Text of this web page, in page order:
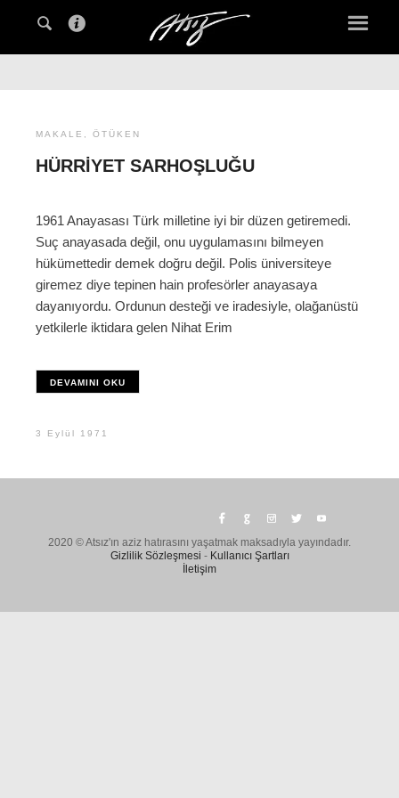
MAKALE , ÖTÜKEN
HÜRRIYET SARHOŞLUĞU
1961 Anayasası Türk milletine iyi bir düzen getiremedi.
Suç anayasada değil, onu uygulamasını bilmeyen
hükümettedir demek doğru değil. Polis üniversiteye
giremez diye tepinen hain profesörler anayasaya
dayanıyordu. Ordunun desteği ve iradesiyle, olağanüstü
yetkilerle iktidara gelen Nihat Erim
DEVAMINI OKU
3 Eylül 1971
2020 © Atsız'ın aziz hatırasını yaşatmak maksadıyla yayındadır.
Gizlilik Sözleşmesi - Kullanıcı Şartları
İletişim